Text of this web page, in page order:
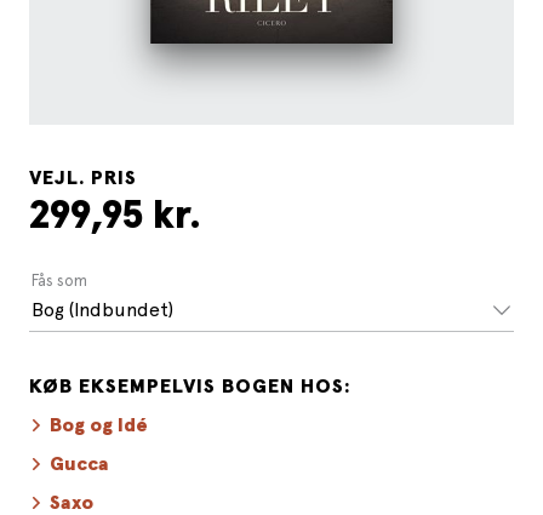
VEJL. PRIS
299,95 kr.
Fås som
Bog (Indbundet)
KØB EKSEMPELVIS BOGEN HOS:
Bog og Idé
Gucca
Saxo